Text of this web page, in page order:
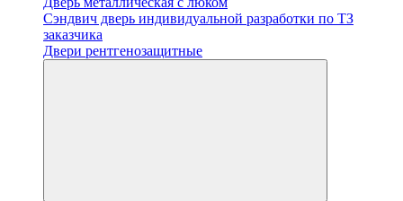
Cэндвич дверь индивидуальной разработки по ТЗ
заказчика
Двери рентгенозащитные